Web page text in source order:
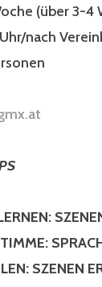
(über 3-4
nach
SZENEN